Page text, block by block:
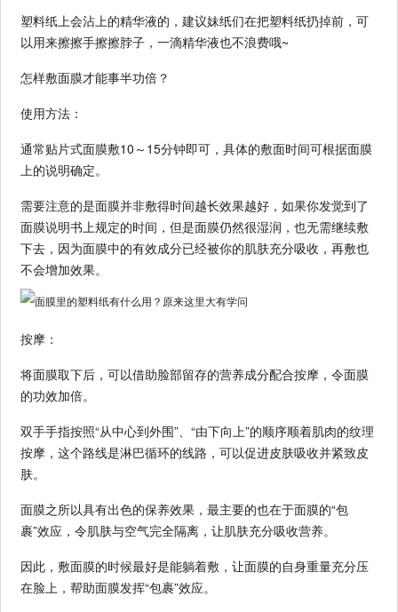
塑料纸上会沾上的精华液的，建议妹纸们在把塑料纸扔掉前，可
以用来擦擦手擦擦脖子，一滴精华液也不浪费哦~
怎样敷面膜才能事半功倍？
使用方法：
通常贴片式面膜敷10～15分钟即可，具体的敷面时间可根据面膜
上的说明确定。
需要注意的是面膜并非敷得时间越长效果越好，如果你发觉到了
面膜说明书上规定的时间，但是面膜仍然很湿润，也无需继续敷
下去，因为面膜中的有效成分已经被你的肌肤充分吸收，再敷也
不会增加效果。
按摩：
将面膜取下后，可以借助脸部留存的营养成分配合按摩，令面膜
的功效加倍。
双手手指按照“从中心到外围”、“由下向上”的顺序顺着肌肉的纹理
按摩，这个路线是淋巴循环的线路，可以促进皮肤吸收并紧致皮
肤。
面膜之所以具有出色的保养效果，最主要的也在于面膜的“包
裹”效应，令肌肤与空气完全隔离，让肌肤充分吸收营养。
因此，敷面膜的时候最好是能躺着敷，让面膜的自身重量充分压
在脸上，帮助面膜发挥“包裹”效应。